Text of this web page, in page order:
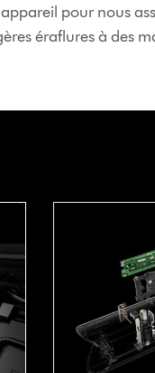
pour nous
éraflures à des